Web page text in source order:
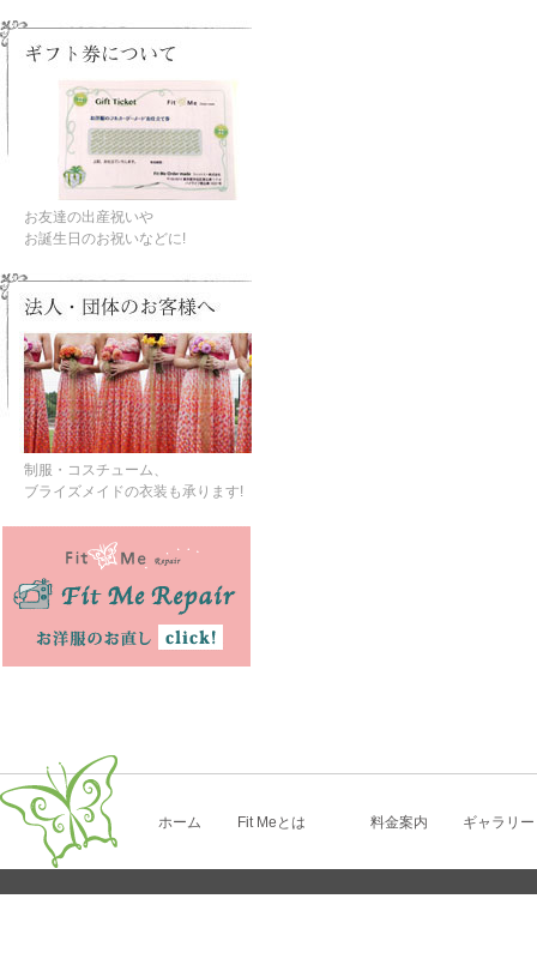
お友達の出産祝いや
お誕生日のお祝いなどに!
制服・コスチューム、
ブライズメイドの衣装も承ります!
ホーム Fit Meとは 料金案内 ギャラリー